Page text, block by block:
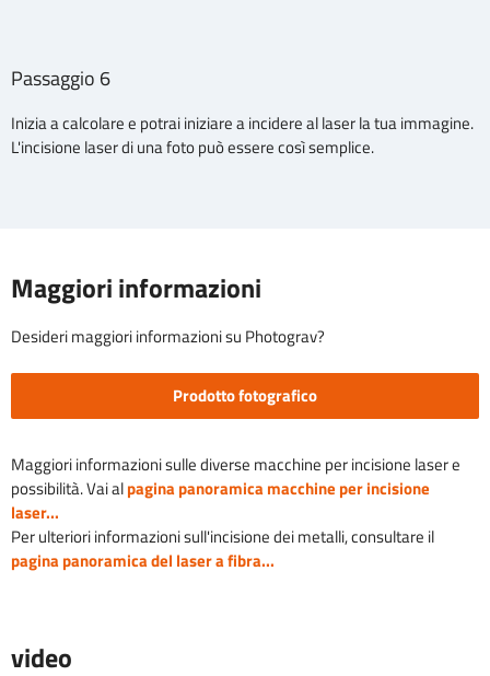
Passaggio 6
Inizia a calcolare e potrai iniziare a incidere al laser la tua immagine.
L'incisione laser di una foto può essere così semplice.
Maggiori informazioni
Desideri maggiori informazioni su Photograv?
Prodotto fotografico
Maggiori informazioni sulle diverse macchine per incisione laser e
possibilità. Vai alpagina panoramica macchine per incisione
laser...
Per ulteriori informazioni sull'incisione dei metalli, consultare il
pagina panoramica del laser a fibra...
video